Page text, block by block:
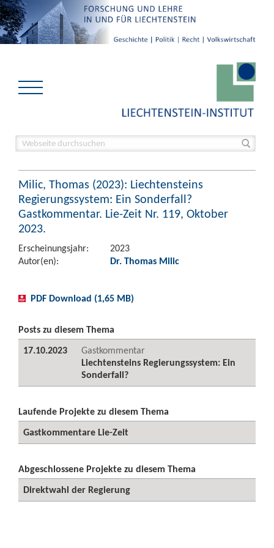
Milic, Thomas (2023): Liechtensteins
Regierungssystem: Ein Sonderfall?
Gastkommentar. Lie-Zeit Nr. 119, Oktober
2023.
Erscheinungsjahr:
2023
Autor(en):
Dr. Thomas Milic
PDF Download (1,65 MB)
Posts zu diesem Thema
17.10.2023
Gastkommentar
Liechtensteins Regierungssystem: Ein
Sonderfall?
Laufende Projekte zu diesem Thema
Gastkommentare Lie-Zeit
Abgeschlossene Projekte zu diesem Thema
Direktwahl der Regierung